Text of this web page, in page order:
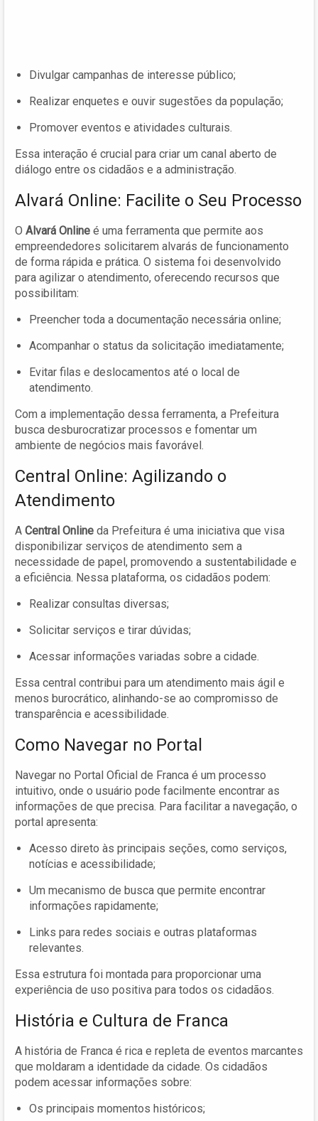
Divulgar campanhas de interesse público;
Realizar enquetes e ouvir sugestões da população;
Promover eventos e atividades culturais.
Essa interação é crucial para criar um canal aberto de
diálogo entre os cidadãos e a administração.
Alvará Online: Facilite o Seu Processo
O Alvará Online é uma ferramenta que permite aos
empreendedores solicitarem alvarás de funcionamento
de forma rápida e prática. O sistema foi desenvolvido
para agilizar o atendimento, oferecendo recursos que
possibilitam:
Preencher toda a documentação necessária online;
Acompanhar o status da solicitação imediatamente;
Evitar filas e deslocamentos até o local de
atendimento.
Com a implementação dessa ferramenta, a Prefeitura
busca desburocratizar processos e fomentar um
ambiente de negócios mais favorável.
Central Online: Agilizando o
Atendimento
A Central Online da Prefeitura é uma iniciativa que visa
disponibilizar serviços de atendimento sem a
necessidade de papel, promovendo a sustentabilidade e
a eficiência. Nessa plataforma, os cidadãos podem:
Realizar consultas diversas;
Solicitar serviços e tirar dúvidas;
Acessar informações variadas sobre a cidade.
Essa central contribui para um atendimento mais ágil e
menos burocrático, alinhando-se ao compromisso de
transparência e acessibilidade.
Como Navegar no Portal
Navegar no Portal Oficial de Franca é um processo
intuitivo, onde o usuário pode facilmente encontrar as
informações de que precisa. Para facilitar a navegação, o
portal apresenta:
Acesso direto às principais seções, como serviços,
notícias e acessibilidade;
Um mecanismo de busca que permite encontrar
informações rapidamente;
Links para redes sociais e outras plataformas
relevantes.
Essa estrutura foi montada para proporcionar uma
experiência de uso positiva para todos os cidadãos.
História e Cultura de Franca
A história de Franca é rica e repleta de eventos marcantes
que moldaram a identidade da cidade. Os cidadãos
podem acessar informações sobre:
Os principais momentos históricos;